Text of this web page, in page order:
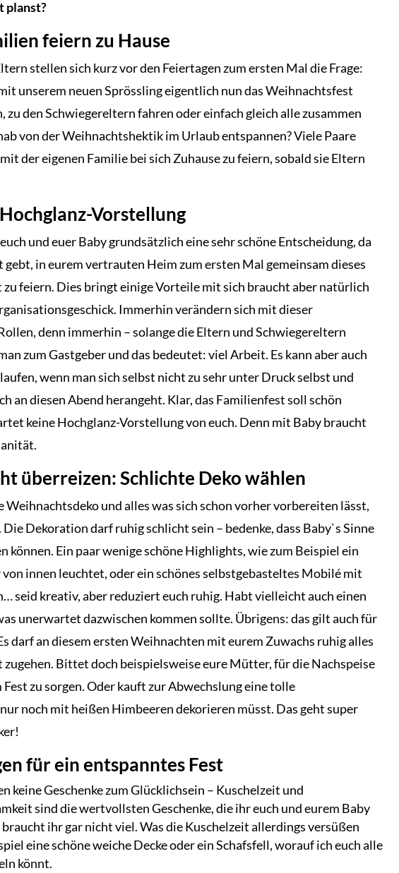
planst?
feiern zu Hause
stellen sich kurz vor den Feiertagen zum ersten Mal die Frage:
unserem neuen Sprössling eigentlich nun das Weihnachtsfest
zu den Schwiegereltern fahren oder einfach gleich alle zusammen
von der Weihnachtshektik im Urlaub entspannen? Viele Paare
der eigenen Familie bei sich Zuhause zu feiern, sobald sie Eltern
Vorstellung
und euer Baby grundsätzlich eine sehr schöne Entscheidung, da
in eurem vertrauten Heim zum ersten Mal gemeinsam dieses
zu feiern. Dies bringt einige Vorteile mit sich braucht aber natürlich
Immerhin verändern sich mit dieser
denn immerhin – solange die Eltern und Schwiegereltern
zum Gastgeber und das bedeutet: viel Arbeit. Es kann aber auch
wenn man sich selbst nicht zu sehr unter Druck selbst und
an diesen Abend herangeht. Klar, das Familienfest soll schön
keine Hochglanz-Vorstellung von euch. Denn mit Baby braucht
überreizen: Schlichte Deko wählen
Weihnachtsdeko und alles was sich schon vorher vorbereiten lässt,
Dekoration darf ruhig schlicht sein – bedenke, dass Baby`s Sinne
können. Ein paar wenige schöne Highlights, wie zum Beispiel ein
innen leuchtet, oder ein schönes selbstgebasteltes Mobilé mit
seid kreativ, aber reduziert euch ruhig. Habt vielleicht auch einen
unerwartet dazwischen kommen sollte. Übrigens: das gilt auch für
darf an diesem ersten Weihnachten mit eurem Zuwachs ruhig alles
Bittet doch beispielsweise eure Mütter, für die Nachspeise
zu sorgen. Oder kauft zur Abwechslung eine tolle
noch mit heißen Himbeeren dekorieren müsst. Das geht super
für ein entspanntes Fest
keine Geschenke zum Glücklichsein – Kuschelzeit und
sind die wertvollsten Geschenke, die ihr euch und eurem Baby
ihr gar nicht viel. Was die Kuschelzeit allerdings versüßen
eine schöne weiche Decke oder ein Schafsfell, worauf ich euch alle
könnt.